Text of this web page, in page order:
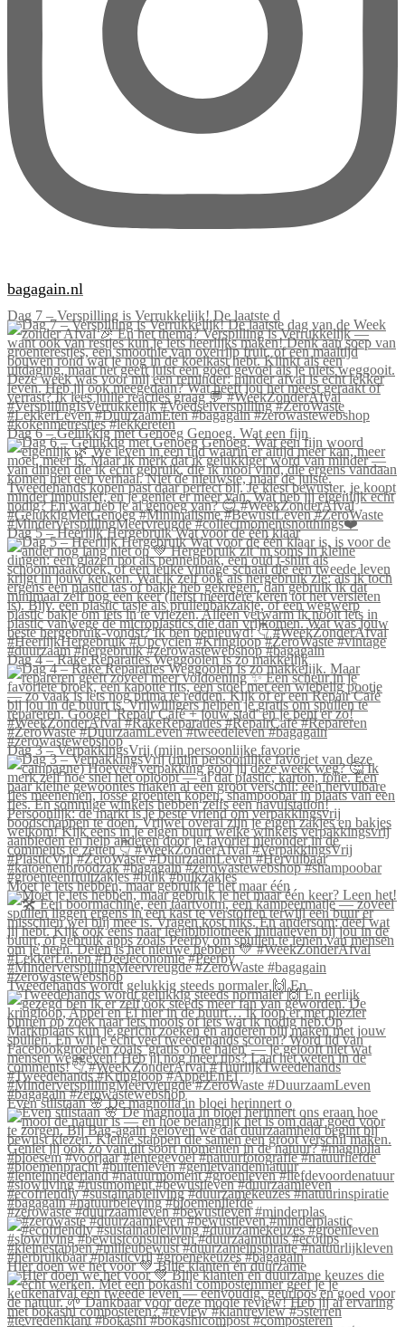
bagagain.nl
Dag 7 – Verspilling is Verrukkelijk! De laatste d
Dag 6 – Gelukkig met Genoeg Genoeg. Wat een fijn
Dag 5 – Heerlijk Hergebruik Wat voor de één klaar
Dag 4 – Rake Reparaties Weggooien is zo makkelijk
Dag 3 – VerpakkingsVrij (mijn persoonlijke favorie
Moet je iets hebben, maar gebruik je het maar één
Tweedehands wordt gelukkig steeds normaler 🙌 En
Even stilstaan 🌸 De magnolia in bloei herinnert o
#zerowaste #duurzaamleven #bewustleven #minderplas
Hier doen we het voor 💚 Blije klanten én duurzame